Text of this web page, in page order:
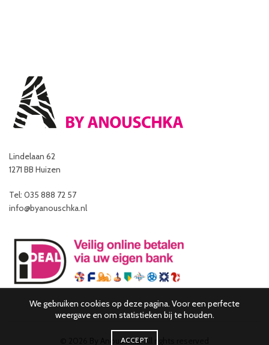
Lindelaan 62
1271 BB Huizen
Tel: 035 888 72 57
info@byanouschka.nl
By Anouschka. All rights reserved
We gebruiken cookies op deze pagina. Voor een perfecte
weergave en om statistieken bij te houden.
ACCEPT